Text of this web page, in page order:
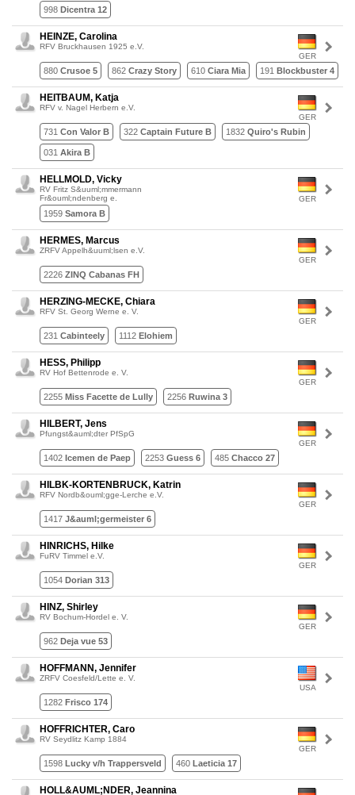
998 Dicentra 12
GER
HEINZE, Carolina
RFV Bruckhausen 1925 e.V.
880 Crusoe 5 862 Crazy Story 610 Ciara Mia 191 Blockbuster 4
GER
HEITBAUM, Katja
RFV v. Nagel Herbern e.V.
731 Con Valor B 322 Captain Future B 1832 Quiro's Rubin
031 Akira B
GER
HELLMOLD, Vicky
RV Fritz S&uuml;mmermann
Fr&ouml;ndenberg e.
1959 Samora B
GER
HERMES, Marcus
ZRFV Appelh&uuml;lsen e.V.
2226 ZINQ Cabanas FH
GER
HERZING-MECKE, Chiara
RFV St. Georg Werne e. V.
231 Cabinteely 1112 Elohiem
GER
HESS, Philipp
RV Hof Bettenrode e. V.
2255 Miss Facette de Lully 2256 Ruwina 3
GER
HILBERT, Jens
Pfungst&auml;dter PfSpG
1402 Icemen de Paep 2253 Guess 6 485 Chacco 27
GER
HILBK-KORTENBRUCK, Katrin
RFV Nordb&ouml;gge-Lerche e.V.
1417 J&auml;germeister 6
GER
HINRICHS, Hilke
FuRV Timmel e.V.
1054 Dorian 313
GER
HINZ, Shirley
RV Bochum-Hordel e. V.
962 Deja vue 53
USA
HOFFMANN, Jennifer
ZRFV Coesfeld/Lette e. V.
1282 Frisco 174
GER
HOFFRICHTER, Caro
RV Seydlitz Kamp 1884
1598 Lucky v/h Trappersveld 460 Laeticia 17
HOLL&AUML;NDER, Jeannina